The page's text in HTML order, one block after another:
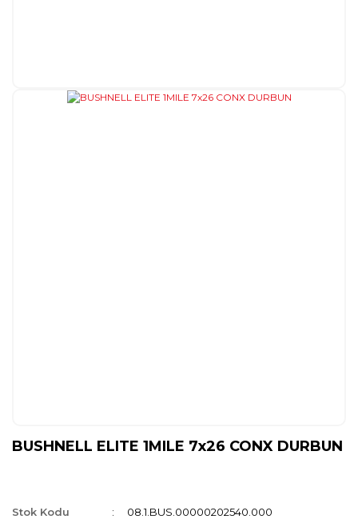
BUSHNELL ELITE 1MILE 7x26 CONX DURBUN
Stok Kodu
08.1.BUS.00000202540.000